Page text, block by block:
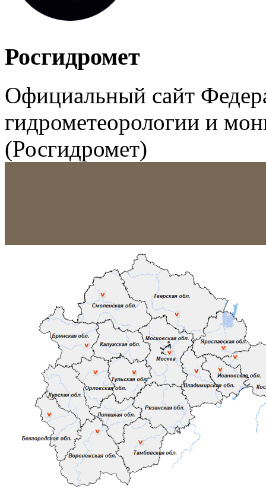
Росгидромет
Официальный сайт
гидрометеорологии и
(Росгидромет)